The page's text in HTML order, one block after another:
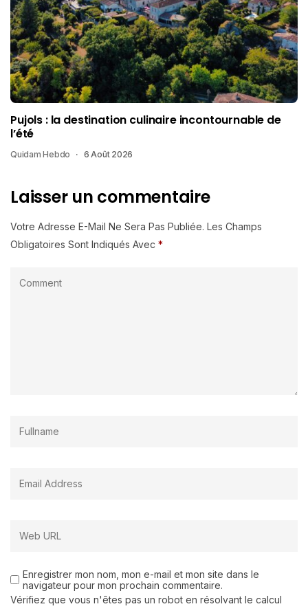
Pujols : la destination culinaire incontournable de
l’été
Quidam Hebdo 6 Août 2026
Laisser un commentaire
Votre Adresse E-Mail Ne Sera Pas Publiée. Les Champs
Obligatoires Sont Indiqués Avec *
Enregistrer mon nom, mon e-mail et mon site dans le
navigateur pour mon prochain commentaire.
Vérifiez que vous n'êtes pas un robot en résolvant le calcul